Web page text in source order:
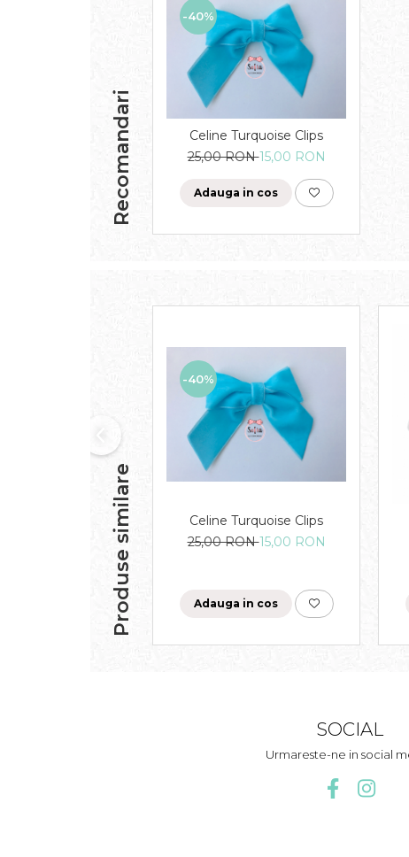
Recomandari
-40%
Celine Turquoise Clips
25,00 RON15,00 RON
Adauga in cos
Produse similare
-40%
Celine Turquoise Clips
25,00 RON15,00 RON
Adauga in cos
SOCIAL
Urmareste-ne in social